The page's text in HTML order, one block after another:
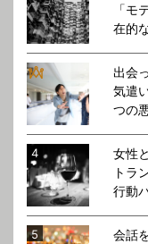
「モ
在的
出会
気遣
つの
女性
トラ
行動
会話